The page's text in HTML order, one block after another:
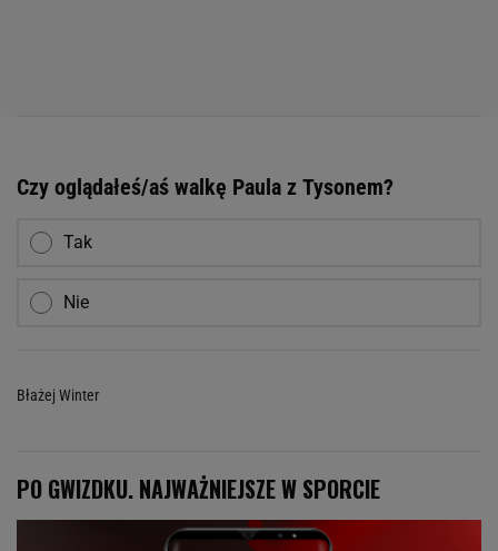
Czy oglądałeś/aś walkę Paula z Tysonem?
Tak
Nie
Błażej Winter